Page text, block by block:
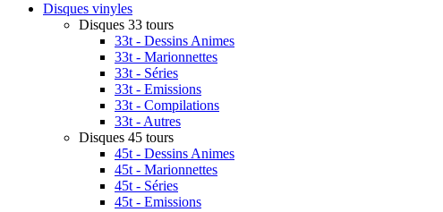
Disques vinyles
Disques 33 tours
33t - Dessins Animes
33t - Marionnettes
33t - Séries
33t - Emissions
33t - Compilations
33t - Autres
Disques 45 tours
45t - Dessins Animes
45t - Marionnettes
45t - Séries
45t - Emissions